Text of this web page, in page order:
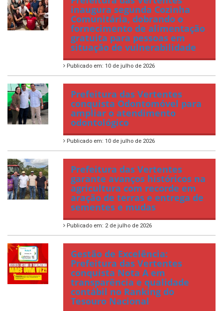
inaugura segunda Cozinha
Comunitária, dobrando o
fornecimento de alimentação
gratuita para pessoas em
situação de vulnerabilidade
Publicado em: 10 de julho de 2026
Prefeitura das Vertentes
conquista Odontomóvel para
ampliar o atendimento
odontológico
Publicado em: 10 de julho de 2026
Prefeitura das Vertentes
garante avanços históricos na
agricultura com recorde em
aração de terras e entrega de
sementes e mudas
Publicado em: 2 de julho de 2026
Gestão de Excelência:
Prefeitura das Vertentes
conquista Nota A em
transparência e qualidade
contábil no Ranking do
Tesouro Nacional